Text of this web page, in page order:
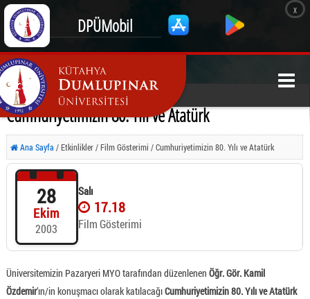
DPÜMobil
x
Cumhuriyetimizin 80. Yılı ve Atatürk
Ana Sayfa / Etkinlikler / Film Gösterimi / Cumhuriyetimizin 80. Yılı ve Atatürk
28
Ekim
2003
Salı
17.18
Film Gösterimi
Üniversitemizin Pazaryeri MYO tarafından düzenlenen Öğr. Gör. Kamil
Özdemir’ın/in konuşmacı olarak katılacağıCumhuriyetimizin 80. Yılı ve Atatürk